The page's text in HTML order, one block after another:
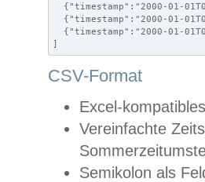
{"timestamp":"2000-01-
{"timestamp":"2000-01-
{"timestamp":"2000-01-
]
CSV-Format
Excel-
Vereinfachte
Semikolon als